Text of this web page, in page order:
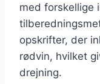
med forskellige
opskrifter, der
rødvin, hvilket
drejning.